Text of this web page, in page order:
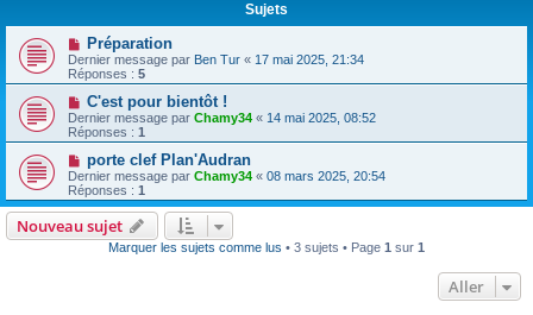
Sujets
Préparation
Dernier message par Ben Tur « 17 mai 2025, 21:34
Réponses : 5
C'est pour bientôt !
Dernier message par Chamy34 « 14 mai 2025, 08:52
Réponses : 1
porte clef Plan'Audran
Dernier message par Chamy34 « 08 mars 2025, 20:54
Réponses : 1
Nouveau sujet
Marquer les sujets comme lus • 3 sujets • Page 1 sur 1
Aller